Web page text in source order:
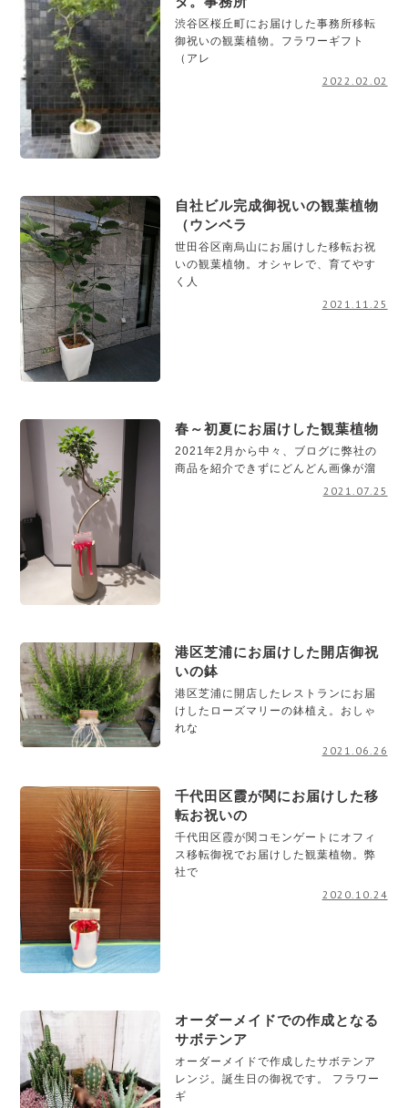
渋谷区桜丘町にお届けした事務所移転
御祝いの観葉植物。フラワーギフト
（アレ
2022.02.02
自社ビル完成御祝いの観葉植物
（ウンベラ
世田谷区南烏山にお届けした移転お祝
いの観葉植物。オシャレで、育てやす
く人
2021.11.25
春～初夏にお届けした観葉植物
2021年2月から中々、ブログに弊社の
商品を紹介できずにどんどん画像が溜
2021.07.25
港区芝浦にお届けした開店御祝
いの鉢
港区芝浦に開店したレストランにお届
けしたローズマリーの鉢植え。おしゃ
れな
2021.06.26
千代田区霞が関にお届けした移
転お祝いの
千代田区霞が関コモンゲートにオフィ
ス移転御祝でお届けした観葉植物。弊
社で
2020.10.24
オーダーメイドでの作成となる
サボテンア
オーダーメイドで作成したサボテンア
レンジ。誕生日の御祝です。 フラワー
ギ